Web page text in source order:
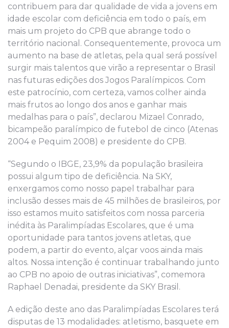
contribuem para dar qualidade de vida a jovens em
idade escolar com deficiência em todo o país, em
mais um projeto do CPB que abrange todo o
território nacional. Consequentemente, provoca um
aumento na base de atletas, pela qual será possível
surgir mais talentos que virão a representar o Brasil
nas futuras edições dos Jogos Paralímpicos. Com
este patrocínio, com certeza, vamos colher ainda
mais frutos ao longo dos anos e ganhar mais
medalhas para o país”, declarou Mizael Conrado,
bicampeão paralímpico de futebol de cinco (Atenas
2004 e Pequim 2008) e presidente do CPB.
“Segundo o IBGE, 23,9% da população brasileira
possui algum tipo de deficiência. Na SKY,
enxergamos como nosso papel trabalhar para
inclusão desses mais de 45 milhões de brasileiros, por
isso estamos muito satisfeitos com nossa parceria
inédita às Paralimpíadas Escolares, que é uma
oportunidade para tantos jovens atletas, que
podem, a partir do evento, alçar voos ainda mais
altos. Nossa intenção é continuar trabalhando junto
ao CPB no apoio de outras iniciativas”, comemora
Raphael Denadai, presidente da SKY Brasil.
A edição deste ano das Paralimpíadas Escolares terá
disputas de 13 modalidades: atletismo, basquete em